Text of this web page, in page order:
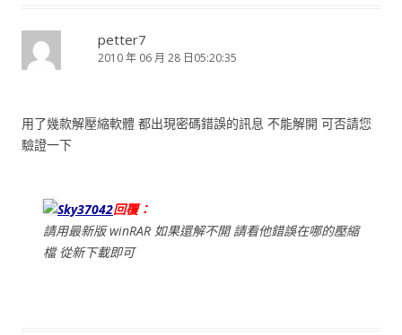
petter7
2010 年 06 月 28 日05:20:35
用了幾款解壓縮軟體 都出現密碼錯誤的訊息 不能解開 可否請您
驗證一下
Sky37042回覆：
請用最新版 winRAR 如果還解不開 請看他錯誤在哪的壓縮
檔 從新下載即可